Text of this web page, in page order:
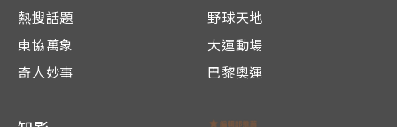
熱搜話題
東協萬象
奇人妙事
野球天地
大運動場
巴黎奧運